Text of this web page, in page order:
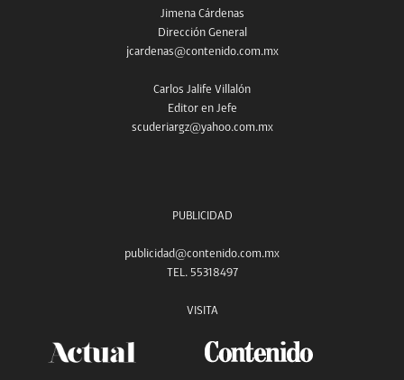
Jimena Cárdenas
Dirección General
jcardenas@contenido.com.mx
Carlos Jalife Villalón
Editor en Jefe
scuderiargz@yahoo.com.mx
PUBLICIDAD
publicidad@contenido.com.mx
TEL. 55318497
VISITA